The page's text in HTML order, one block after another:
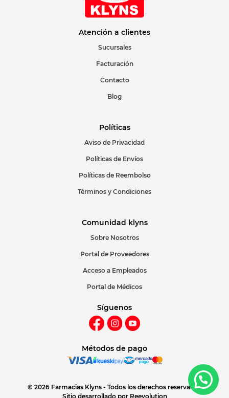
Atención a clientes
Sucursales
Facturación
Contacto
Blog
Políticas
Aviso de Privacidad
Políticas de Envíos
Políticas de Reembolso
Términos y Condiciones
Comunidad klyns
Sobre Nosotros
Portal de Proveedores
Acceso a Empleados
Portal de Médicos
Síguenos
Métodos de pago
© 2026 Farmacias Klyns - Todos los derechos reservados
Sitio desarrollado por Reevolution